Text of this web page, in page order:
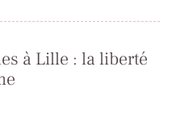
à Lille : la liberté